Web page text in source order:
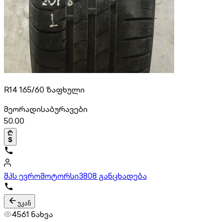
R14 165/60 ზაფხული
მეორადისაბურავები
50.00
შპს ევრომოტორსი3808 განცხადება
უკან
4561 ნახვა